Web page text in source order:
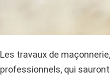
Les travaux de
professionnels, qui